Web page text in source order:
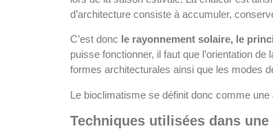
d’architecture consiste à accumuler,
C’est donc le rayonnement solaire, le
puisse fonctionner, il faut que l’orientation
formes architecturales ainsi que les modes
Le bioclimatisme se définit donc comme
Techniques utilisées dans